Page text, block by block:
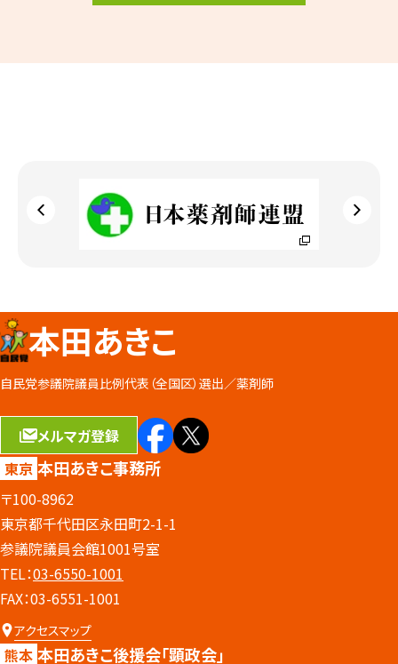
本田あきこ
自民党参議院議員比例代表（全国区）選出／薬剤師
メルマガ登録
東京 本田あきこ事務所
〒100-8962
東京都千代田区永田町2-1-1
参議院議員会館1001号室
TEL：03-6550-1001
FAX：03-6551-1001
アクセスマップ
熊本 本田あきこ後援会「顕政会」